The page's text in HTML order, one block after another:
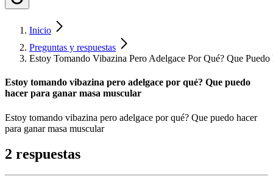
Inicio
Preguntas y respuestas
Estoy Tomando Vibazina Pero Adelgace Por Qué? Que
Estoy tomando vibazina pero adelgace por qué? Que puedo
hacer para ganar masa muscular
Estoy tomando vibazina pero adelgace por qué? Que puedo hacer
para ganar masa muscular
2 respuestas